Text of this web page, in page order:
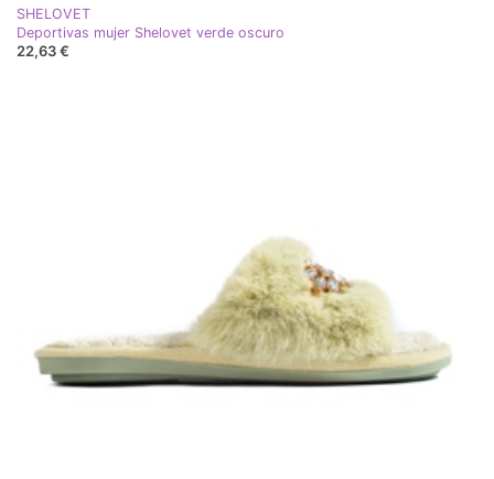
SHELOVET
Deportivas mujer Shelovet verde oscuro
22,63 €